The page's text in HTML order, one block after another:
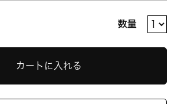
数量
カートに入れる